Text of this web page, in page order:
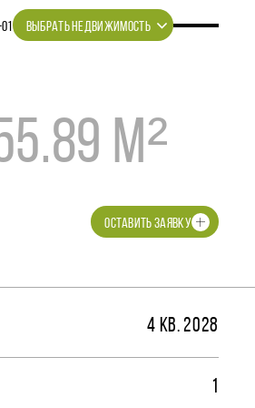
ВЫБРАТЬ НЕДВИЖИМОСТЬ
М²
ОСТАВИТЬ ЗАЯВКУ
4 КВ. 2028
1